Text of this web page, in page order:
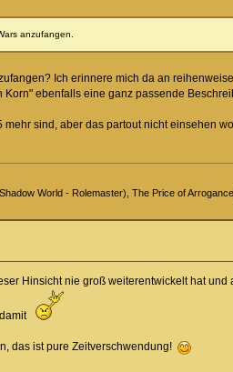
anzufangen.
Ich erinnere mich da an
ebenfalls eine ganz passende
sind, aber das partout nicht einsehen
World - Rolemaster), The Price of
Hinsicht nie groß weiterentwickelt hat
das ist pure Zeitverschwendung!